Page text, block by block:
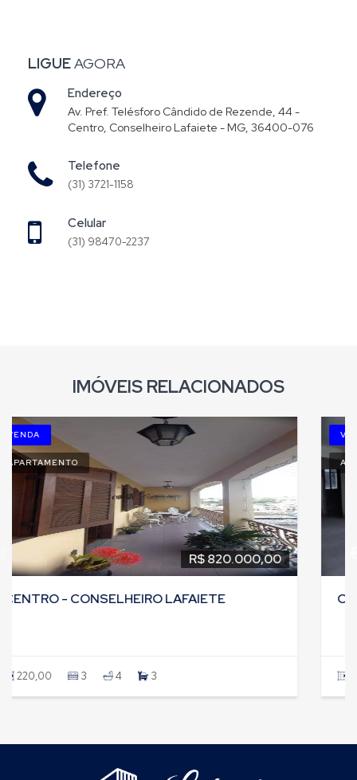
LIGUEAGORA
Endereço
Av. Pref. Telésforo Cândido de Rezende, 44 -
Centro, Conselheiro Lafaiete - MG, 36400-076
Telefone
(31) 3721-1158
Celular
(31) 98470-2237
IMÓVEIS RELACIONADOS
VENDA
APARTAMENTO
R$ 820.000,00
CENTRO - CONSELHEIRO LAFAIETE
220,00 3 4